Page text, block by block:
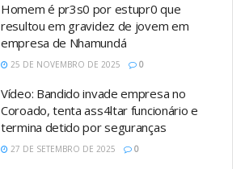
Homem é pr3s0 por estupr0 que
resultou em gravidez de jovem em
empresa de Nhamundá
25 DE NOVEMBRO DE 2025 0
Vídeo: Bandido invade empresa no
Coroado, tenta ass4ltar funcionário e
termina detido por seguranças
27 DE SETEMBRO DE 2025 0